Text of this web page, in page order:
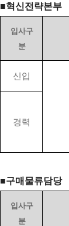
■혁신전략본부
입사구
분
신입
경력
■구매물류담당
입사구
분